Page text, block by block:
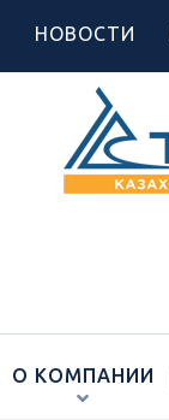
НОВОСТИ
О КОМПАНИИ